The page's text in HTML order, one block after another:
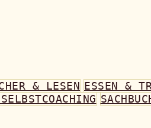
& LESEN ESSEN &